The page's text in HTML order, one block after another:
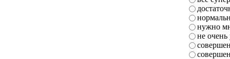
нужно
не очень